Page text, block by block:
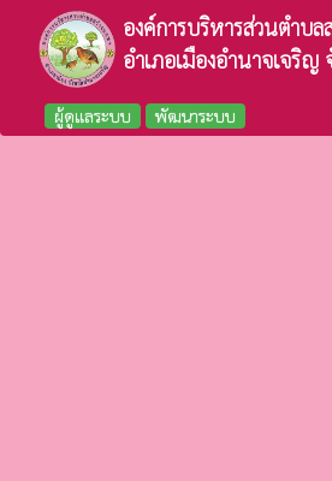
องค์การบริหารส่วนตำบล
อำเภอเมืองอำนาจเจริ
ผู้ดูแลระบบ พัฒนาระบบ